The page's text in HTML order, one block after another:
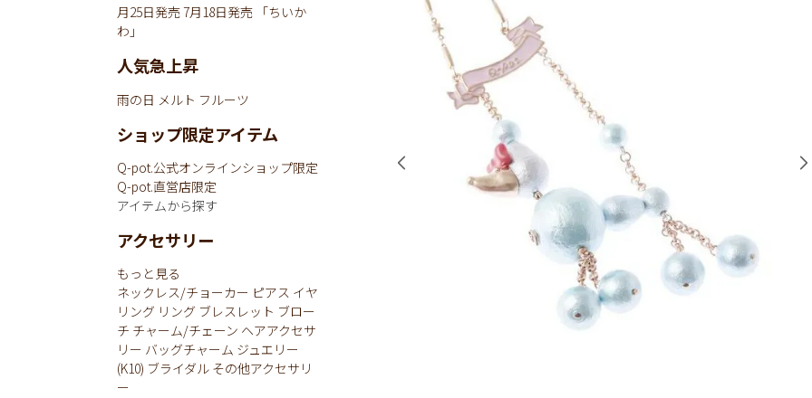
月25日発売7月18日発売 「ちいか
わ」
人気急上昇
雨の日 メルト フルーツ
ショップ限定アイテム
Q-pot.公式オンラインショップ限定
Q-pot.直営店限定
アイテムから探す
アクセサリー
もっと見る
ネックレス/チョーカー ピアス イヤ
リング リング ブレスレット ブロー
チ チャーム/チェーン ヘアアクセサ
リー バッグチャーム ジュエリー
(K10) ブライダル その他アクセサリ
ー